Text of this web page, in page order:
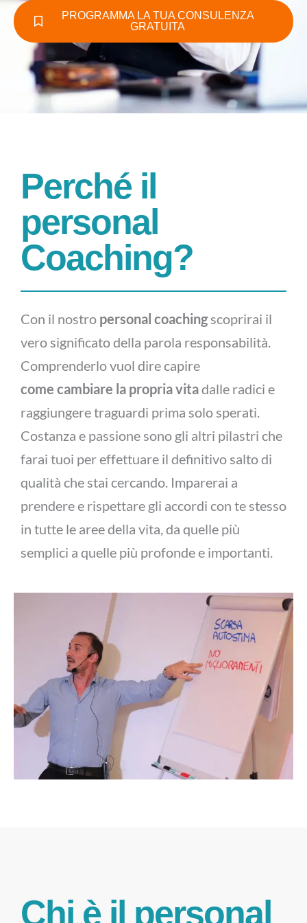
PROGRAMMA LA TUA CONSULENZA
GRATUITA
Perché il
personal
Coaching?
Con il nostro personal coaching scoprirai il
vero significato della parola responsabilità.
Comprenderlo vuol dire capire
come cambiare la propria vitadalle radici e
raggiungere traguardi prima solo sperati.
Costanza e passione sono gli altri pilastri che
farai tuoi per effettuare il definitivo salto di
qualità che stai cercando. Imparerai a
prendere e rispettare gli accordi con te stesso
in tutte le aree della vita, da quelle più
semplici a quelle più profonde e importanti.
Chi è il personal